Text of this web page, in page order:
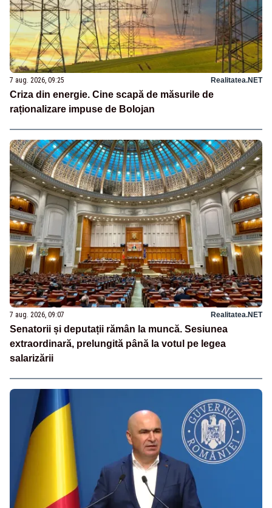
7 aug. 2026, 09:25 Realitatea.NET
Criza din energie. Cine scapă de măsurile de
raționalizare impuse de Bolojan
7 aug. 2026, 09:07 Realitatea.NET
Senatorii și deputații rămân la muncă. Sesiunea
extraordinară, prelungită până la votul pe legea
salarizării